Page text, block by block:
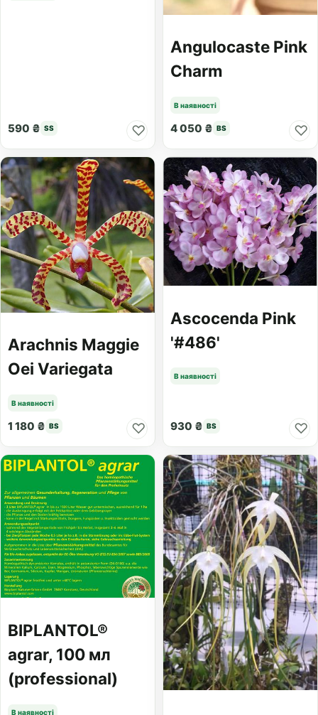
590 ₴ SS ♡
Angulocaste Pink
Charm
В наявності
4 050 ₴ BS ♡
Arachnis Maggie
Oei Variegata
В наявності
1 180 ₴ BS ♡
Ascocenda Pink
'#486'
В наявності
930 ₴ BS ♡
BIPLANTOL®
agrar, 100 мл
(professional)
В наявності